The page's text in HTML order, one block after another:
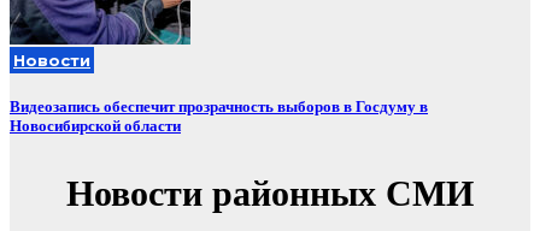
Новости
Видеозапись обеспечит прозрачность выборов в Госдуму в
Новосибирской области